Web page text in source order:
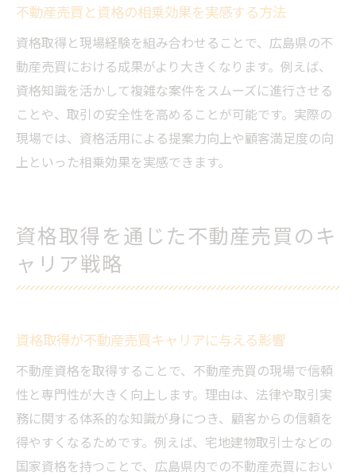
不動産売買と資格の相乗効果を実感する方法
資格取得と現場経験を組み合わせることで、広島県の不
動産売買における成果がより大きくなります。例えば、
資格知識を活かして複雑な案件をスムーズに進行させる
ことや、取引の安全性を高めることが可能です。実際の
現場では、資格活用による提案力向上や顧客満足度の向
上といった相乗効果を実感できます。
資格取得を通じた不動産売買のキ
ャリア戦略
資格取得が不動産売買キャリアに与える影響
不動産資格を取得することで、不動産売買の現場で信頼
性と専門性が大きく向上します。理由は、法律や取引実
務に関する体系的な知識が身につき、顧客からの信頼を
得やすくなるためです。例えば、宅地建物取引士などの
国家資格を持つことで、広島県内での不動産売買におい